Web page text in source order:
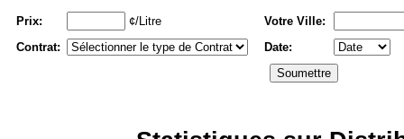
Prix: ¢/Litre
Votre Ville:
Contrat:
Date: